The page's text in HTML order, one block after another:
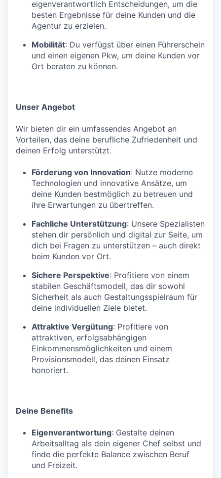
eigenverantwortlich Entscheidungen, um die
besten Ergebnisse für deine Kunden und die
Agentur zu erzielen.
Mobilität: Du verfügst über einen Führerschein
und einen eigenen Pkw, um deine Kunden vor
Ort beraten zu können.
Unser Angebot
Wir bieten dir ein umfassendes Angebot an
Vorteilen, das deine berufliche Zufriedenheit und
deinen Erfolg unterstützt.
Förderung von Innovation: Nutze moderne
Technologien und innovative Ansätze, um
deine Kunden bestmöglich zu betreuen und
ihre Erwartungen zu übertreffen.
Fachliche Unterstützung: Unsere Spezialisten
stehen dir persönlich und digital zur Seite, um
dich bei Fragen zu unterstützen – auch direkt
beim Kunden vor Ort.
Sichere Perspektive: Profitiere von einem
stabilen Geschäftsmodell, das dir sowohl
Sicherheit als auch Gestaltungsspielraum für
deine individuellen Ziele bietet.
Attraktive Vergütung: Profitiere von
attraktiven, erfolgsabhängigen
Einkommensmöglichkeiten und einem
Provisionsmodell, das deinen Einsatz
honoriert.
Deine Benefits
Eigenverantwortung: Gestalte deinen
Arbeitsalltag als dein eigener Chef selbst und
finde die perfekte Balance zwischen Beruf
und Freizeit.